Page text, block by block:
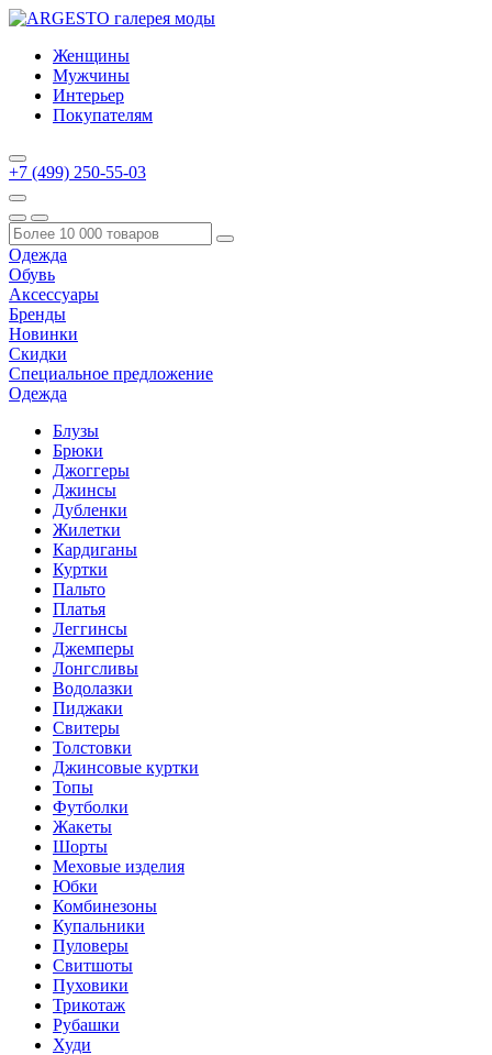
Женщины
Мужчины
Интерьер
Покупателям
+7 (499) 250-55-03
Одежда
Обувь
Аксессуары
Бренды
Новинки
Скидки
Специальное предложение
Одежда
Блузы
Брюки
Джоггеры
Джинсы
Дубленки
Жилетки
Кардиганы
Куртки
Пальто
Платья
Леггинсы
Джемперы
Лонгсливы
Водолазки
Пиджаки
Свитеры
Толстовки
Джинсовые куртки
Топы
Футболки
Жакеты
Шорты
Меховые изделия
Юбки
Комбинезоны
Купальники
Пуловеры
Свитшоты
Пуховики
Трикотаж
Рубашки
Худи